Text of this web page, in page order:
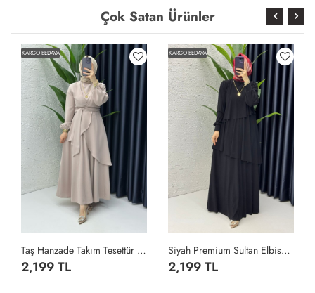
Çok Satan Ürünler
KARGO BEDAVA
Taş Hanzade Takım Tesettür Giyim Taş Rengi
2,199 TL
KARGO BEDAVA
Siyah Premium Sultan Elbise Tesettür Giyim Siyah
2,199 TL